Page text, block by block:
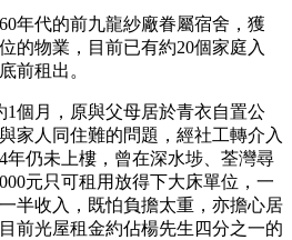
年代的前九龍紗廠眷屬宿舍，獲
的物業，目前已有約20個家庭入
前租出。
1個月，原與父母居於青衣自置公
家人同住難的問題，經社工轉介入
年仍未上樓，曾在深水埗、荃灣尋
元只可租用放得下大床單位，一
半收入，既怕負擔太重，亦擔心居
前光屋租金約佔楊先生四分之一的